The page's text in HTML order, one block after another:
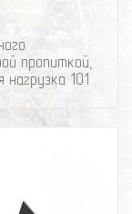
пропиткой,
101